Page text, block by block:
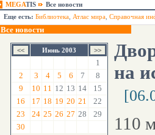
MEGATIS
Все новости
Еще есть: Библиотека Атлас мира Справочная
Все новости
Июнь 2003
1
2
3 4 5 6 7
8
9
10 11 12 13 14
15
16
17 18 19 20 21
22
23
24 25 26 27 28
29
30
на
110